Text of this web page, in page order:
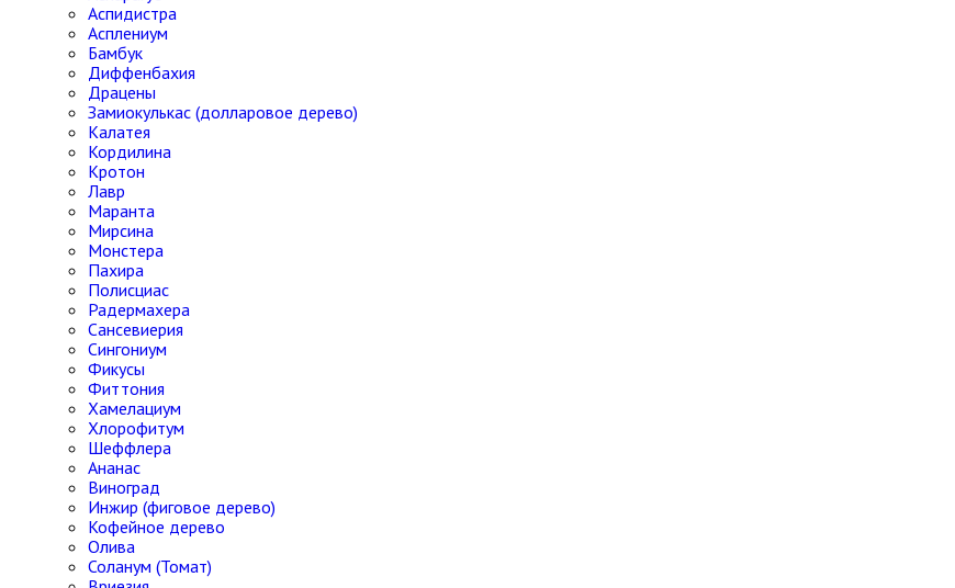
Аспидистра
Асплениум
Бамбук
Диффенбахия
Драцены
Замиокулькас (долларовое дерево)
Калатея
Кордилина
Кротон
Лавр
Маранта
Мирсина
Монстера
Пахира
Полисциас
Радермахера
Сансевиерия
Сингониум
Фикусы
Фиттония
Хамелациум
Хлорофитум
Шеффлера
Ананас
Виноград
Инжир (фиговое дерево)
Кофейное дерево
Олива
Соланум (Томат)